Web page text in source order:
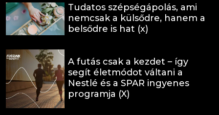
Tudatos szépségápolás, ami
nemcsak a külsődre, hanem a
belsődre is hat (x)
A futás csak a kezdet – így
segít életmódot váltani a
Nestlé és a SPAR ingyenes
programja (X)